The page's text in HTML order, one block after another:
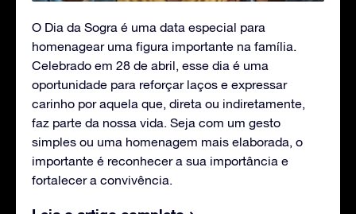
O Dia da Sogra é uma data especial para
homenagear uma figura importante na família.
Celebrado em 28 de abril, esse dia é uma
oportunidade para reforçar laços e expressar
carinho por aquela que, direta ou indiretamente,
faz parte da nossa vida. Seja com um gesto
simples ou uma homenagem mais elaborada, o
importante é reconhecer a sua importância e
fortalecer a convivência.